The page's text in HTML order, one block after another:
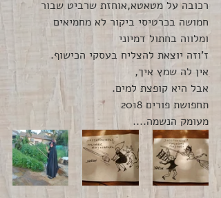
רכובה על מטאטא,אוחזת שרביט שבור
חמושה בכרטיסי ביקור לא מחמיאים
ומלווה בחתול דמיוני
ז'וזה יוצאת להצליח בעסקי הכישוף.
אין לה שמץ איך,
אבל היא קופצת למים.
תחפושת פורים 2018
מעומק הנשמה....